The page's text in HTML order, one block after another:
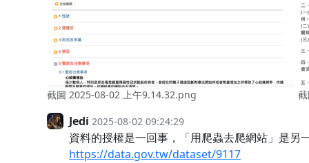
截圖 2025-08-02 上午9.14.32.png
Jedi 2025-08-02 09:24:29
資料的授權是一回事，「用爬蟲去爬網站」是
https://data.gov.tw/dataset/9117